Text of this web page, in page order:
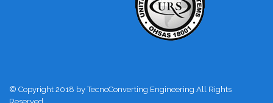
© Copyright 2018 by TecnoConverting Engineering All Rights